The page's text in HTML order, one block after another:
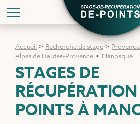
Accueil > Recherche de stage >
Alpes de Hautes-Provence > Manosque
STAGES DE
POINTSÀ